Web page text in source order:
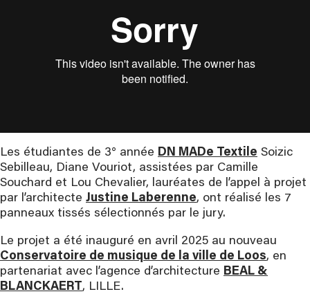
Les étudiantes de 3° année DN MADe Textile Soizic
Sebilleau, Diane Vouriot, assistées par Camille
Souchard et Lou Chevalier, lauréates de l’appel à projet
par l’architecte Justine Laberenne, ont réalisé les 7
panneaux tissés sélectionnés par le jury.
Le projet a été inauguré en avril 2025 au nouveau
Conservatoire de musique de la ville de Loos, en
partenariat avec l’agence d’architecture BEAL &
BLANCKAERT, LILLE.